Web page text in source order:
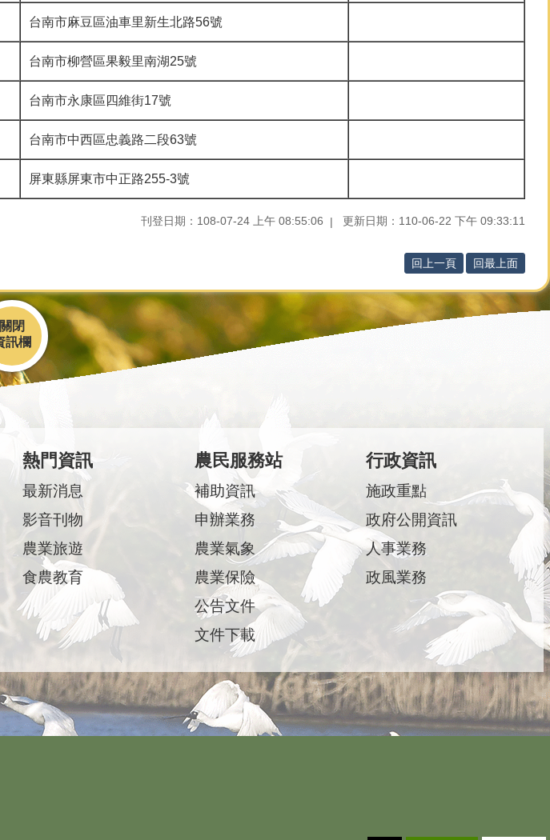
台南市麻豆區油車里新生北路56號
台南市柳營區果毅里南湖25號
台南市永康區四維街17號
台南市中西區忠義路二段63號
屏東縣屏東市中正路255-3號
刊登日期：108-07-24 上午 08:55:06 更新日期：110-06-22 下午 09:33:11
回上一頁 回最上面
關閉
熱門資訊
最新消息
影音刊物
農業旅遊
食農教育
農民服務站
補助資訊
申辦業務
農業氣象
農業保險
公告文件
文件下載
行政資訊
施政重點
政府公開資訊
人事業務
政風業務